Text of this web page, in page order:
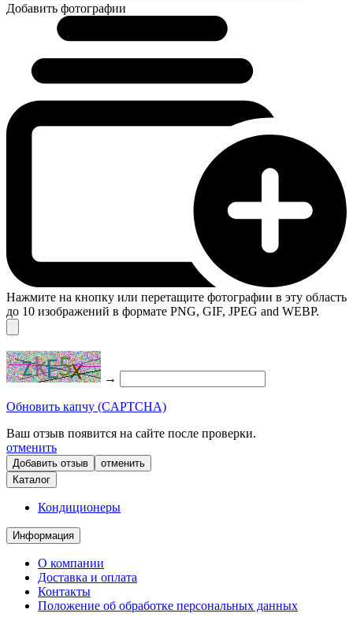
Добавить фотографии
Нажмите на кнопку или перетащите фотографии в эту область
до 10 изображений в формате PNG, GIF, JPEG and WEBP.
→
Обновить капчу (CAPTCHA)
Ваш отзыв появится на сайте после проверки.
отменить
отменить
Каталог
Кондиционеры
Информация
О компании
Доставка и оплата
Контакты
Положение об обработке персональных данных